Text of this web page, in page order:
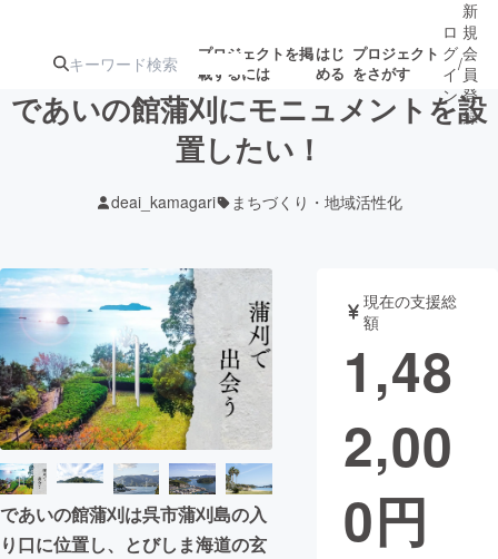
プロジェクトを掲
載するには
はじ
める
プロジェクト
をさがす
ターン
ジェクト
募集終了が近いプ
ロジェクト
されます
アート・写真 音楽
テクノロジー・ガジェット ゲーム・サ
映像・映画
ビジネス・起業
まちづくり・地域活性化
ロ
グ
イ
ン
/
新
規
会
員
登
録
であいの館蒲刈にモニュメントを設
置したい！
deai_kamagari まちづくり・地域活性化
であいの館蒲刈は呉市蒲刈島の入
り口に位置し、とびしま海道の玄
現在の支援総
額
1,48
2,00
0円